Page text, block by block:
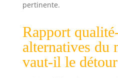
pertinente.
Rapport
alternatives
vaut-il le